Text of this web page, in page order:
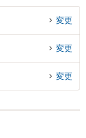
変更
変更
変更